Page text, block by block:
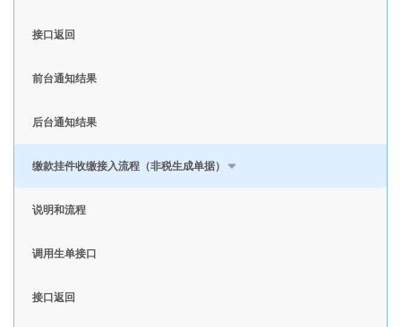
接口返回
前台通知结果
后台通知结果
缴款挂件收缴接入流程（非税生成单据）
说明和流程
调用生单接口
接口返回